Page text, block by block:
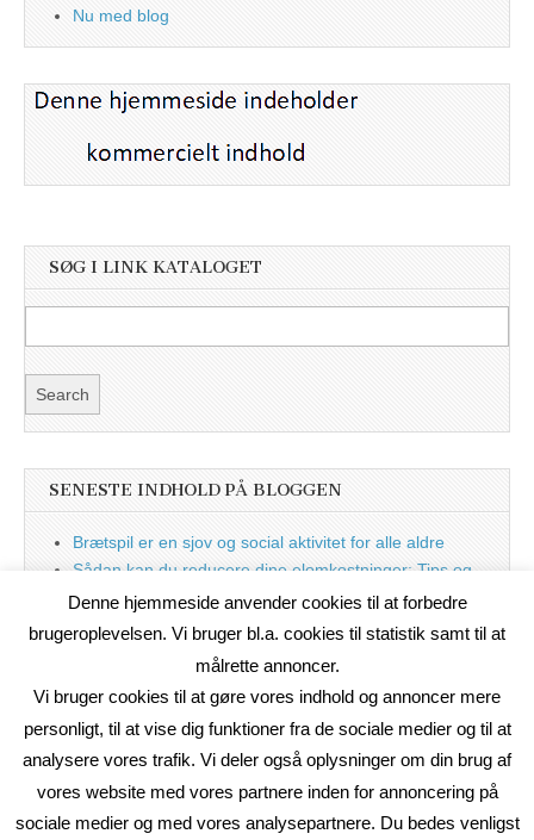
Nu med blog
SØG I LINK KATALOGET
SENESTE INDHOLD PÅ BLOGGEN
Brætspil er en sjov og social aktivitet for alle aldre
Sådan kan du reducere dine elomkostninger: Tips og
tricks til at spare på elprisen
Nu med blog
Denne hjemmeside anvender cookies til at forbedre
brugeroplevelsen. Vi bruger bl.a. cookies til statistik samt til at
målrette annoncer.
Vi bruger cookies til at gøre vores indhold og annoncer mere
personligt, til at vise dig funktioner fra de sociale medier og til at
analysere vores trafik. Vi deler også oplysninger om din brug af
vores website med vores partnere inden for annoncering på
sociale medier og med vores analysepartnere. Du bedes venligst